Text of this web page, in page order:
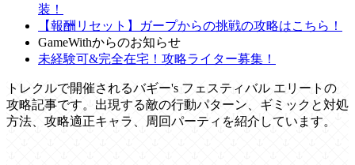
装！
【報酬リセット】ガープからの挑戦の攻略はこちら！
GameWithからのお知らせ
未経験可&完全在宅！攻略ライター募集！
トレクルで開催されるバギー's フェスティバル エリートの
攻略記事です。出現する敵の行動パターン、ギミックと対処
方法、攻略適正キャラ、周回パーティを紹介しています。